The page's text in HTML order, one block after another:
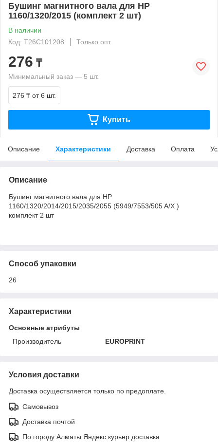
Бушинг магнитного вала для HP
1160/1320/2015 (комплект 2 шт)
В наличии
Код: T26C101208
Только опт
276 ₸
Минимальный заказ — 5 шт.
276 ₸ от 6 шт.
Купить
Описание Характеристики Доставка Оплата
Описание
Бушинг магнитного вала для HP
1160/1320/2014/2015/2035/2055 (5949/7553/505 A/X )
комплект 2 шт
Способ упаковки
26
Характеристики
Основные атрибуты
Производитель
EUROPRINT
Условия доставки
Доставка осуществляется только по предоплате.
Самовывоз
Доставка почтой
По городу Алматы Яндекс курьер доставка